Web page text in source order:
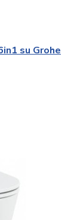
su Grohe